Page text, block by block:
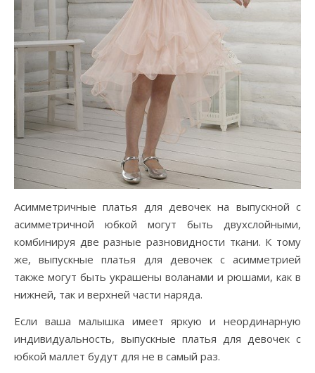
Асимметричные платья для девочек на выпускной с
асимметричной юбкой могут быть двухслойными,
комбинируя две разные разновидности ткани. К тому
же, выпускные платья для девочек с асимметрией
также могут быть украшены воланами и рюшами, как в
нижней, так и верхней части наряда.
Если ваша малышка имеет яркую и неординарную
индивидуальность, выпускные платья для девочек с
юбкой маллет будут для не в самый раз.